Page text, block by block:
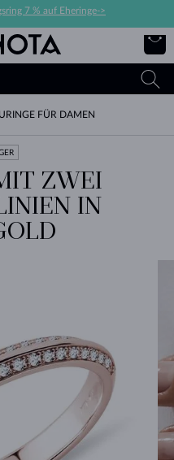
7 % auf Eheringe->
FÜR DAMEN
ZWEI
IN